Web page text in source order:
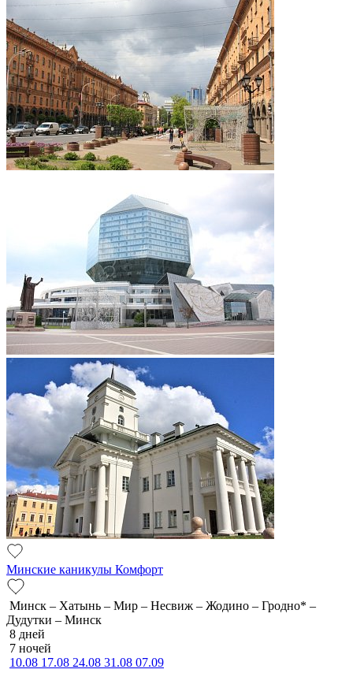
Минские каникулы Комфорт
Минск – Хатынь – Мир – Несвиж – Жодино – Гродно* –
Дудутки – Минск
8 дней
7 ночей
10.08 17.08 24.08 31.08 07.09